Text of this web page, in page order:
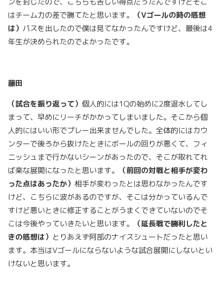
はチーム力の差で勝てたと思います。
（Vゴールの時の感想
は） パスを出したので僕は見てなかったんですけど、最後は4
年生が決められたのでよかったです。
藤田
（試合を振り返って） 個人的には1Qの始めに2度退水してし
まって、早めにリーチがかかってしまいました。そこから個
人的にはいい形でプレー出来ませんでした。全体的にはカウ
ンターで後ろから抜けたときにボールの回りが悪くて、フィ
ニッシュまで行かないシーンがあったので、そこが取れてれ
ば楽な展開になったと思います。
（前回の対戦と相手が変わ
った点はあったか） 相手が変わったとは思わなかったんです
けど、こちらに波があるのですが、そこは分かっているんで
すけど悪いときに修正することがうまくできていないのでそ
こは今後やっていきたいと思います。
（延長戦で勝利したと
きの感想は） とりあえず阿部のナイスシュートだったと思い
ます。本当はVゴールにならないような試合展開にしないとい
けないと思います。